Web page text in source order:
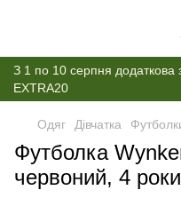
З 1 по 10 серпня
EXTRA20
Одяг Дівчатка
Футболка
червоний, 4 роки